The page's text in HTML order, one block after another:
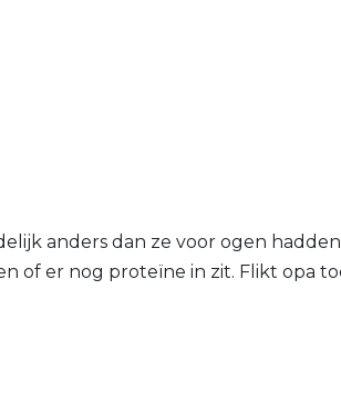
anders dan ze voor ogen
of er nog proteïne in zit. Flikt opa